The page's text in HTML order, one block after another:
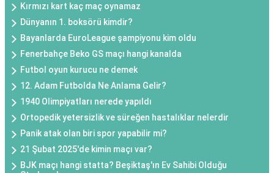
Kırmızı kart kaç maç oynamaz
Dünyanın 1. boksörü kimdir?
Bayanlarda EuroLeague şampiyonu kim oldu
Fenerbahçe Beko GS maçı hangi kanalda
Futbol oyun kurucu ne demek
12. Adam Futbolda Ne Anlama Gelir?
1940 Olimpiyatları nerede yapıldı
Ortopedik yetersizlik ve süreğen hastalıklar nelerdir
Panik atak olan biri spor yapabilir mi?
21 Şubat 2025'de kimin maçı var?
BJK maçı hangi statta? Beşiktaş'ın Ev Sahibi Olduğu